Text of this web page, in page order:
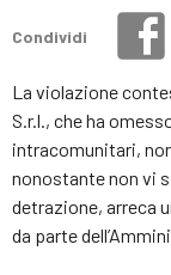
Condividi
La violazione
S.r.l., che ha
intracomunitari,
nonostante non vi
detrazione, arreca
da parte